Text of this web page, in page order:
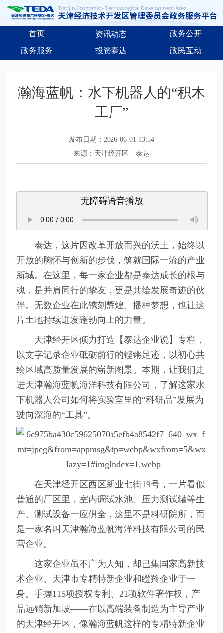
首页 资讯动态
政务公开
政务服务
投资泰达 政民互动
瀚海蓝帆：水下机器人的“积木
工厂”
发布日期：2026-06-01 13:54
来源：天津经开区—泰达
无障碍语音播放
泰达，这片因改革开放而兴的沃土，始终以
开放的胸怀与创新的步伐，筑就国际一流的产业
新城。在这里，每一家企业都是泰达成长的根与
魂，是并肩同行的挚友，更是共绘发展奇迹的伙
伴。无数企业在此镌刻辉煌、播种梦想，也让这
片土地持续迸发蓬勃向上的力量。
天津经开区倾力打造【泰达企业说】专栏，
以文字记录企业砥砺前行的铿锵足迹，以初心共
绘区域高质量发展的崭新图景。本期，让我们走
进天津瀚海蓝帆海洋科技有限公司，了解这家水
下机器人公司如何将实验室里的“科研品”发展为
驶向深海的“工具”。
在天津经开区西区新业七街19号，一片看似
普通的厂区里，室内调试水池、压力测试罐等生
产、测试设备一应俱全，这里不是科研院所，而
是一家名叫天津瀚海蓝帆海洋科技有限公司的民
营企业。
这家企业虽不广为人知，却已集国家高新技
术企业、天津市专精特新企业和瞪羚企业于一
身。手握115项授权专利、21项软件著作权，产
品远销新加坡——在以高端装备制造为主导产业
的天津经开区，像瀚海蓝帆这样的专精特新企业